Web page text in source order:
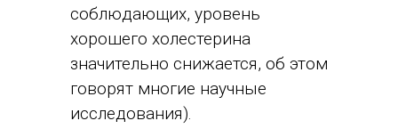
соблюдающих, уровень
хорошего холестерина
значительно снижается, об этом
говорят многие научные
исследования).